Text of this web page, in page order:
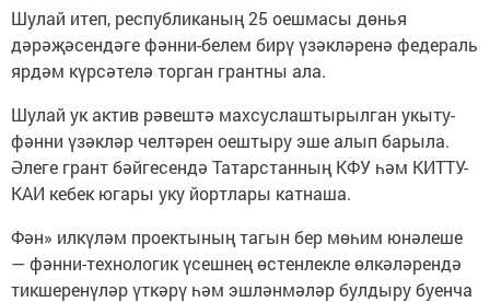
Шулай итеп, республиканың 25 оешмасы дөнья
дәрәҗәсендәге фәнни-белем бирү үзәкләренә федераль
ярдәм күрсәтелә торган грантны ала.
Шулай ук актив рәвештә махсуслаштырылган укыту-
фәнни үзәкләр челтәрен оештыру эше алып барыла.
Әлеге грант бәйгесендә Татарстанның КФУ һәм КИТТУ-
КАИ кебек югары уку йортлары катнаша.
Фән» илкүләм проектының тагын бер мөһим юнәлеше
— фәнни-технологик үсешнең өстенлекле өлкәләрендә
тикшеренүләр үткәрү һәм эшләнмәләр булдыру буенча